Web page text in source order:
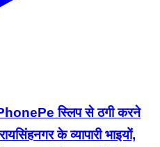
स्लिप से ठगी करने
के व्यापारी भाइयों,